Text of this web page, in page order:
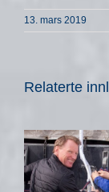
13. mars 2019
Relaterte